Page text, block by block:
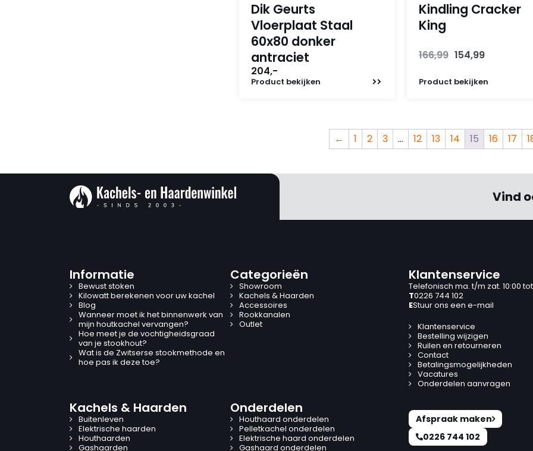
Dik Geurts
Vloerplaat Staal
60x80 donker
antraciet
204,-
Product bekijken
Kindling Cracker
King
166,99 Oorspronkelijke
was:
166,99.
154,99Huidige
is:
Product bekijken
← 1 2 3 … 12 13 14 15 16 17
Vind
Informatie
Bewust stoken
Kilowatt berekenen voor uw kachel
Blog
Wanneer moet ik het binnenwerk van
mijn houtkachel vervangen?
Hoe meet je de vochtigheidsgraad
van je stookhout?
Wat is de Zwitserse stookmethode en
hoe pas ik deze toe?
Categorieën
Showroom
Kachels & Haarden
Accessoires
Rookkanalen
Outlet
Kachels & Haarden
Buitenleven
Elektrische haarden
Houthaarden
Gashaarden
Onderdelen
Houthaard onderdelen
Pelletkachel onderdelen
Elektrische haard onderdelen
Gashaard onderdelen
Klantenservice
Telefonisch ma. t/m zat. 10:00 tot
T0226 744 102
EStuur ons een e-mail
Klantenservice
Bestelling wijzigen
Ruilen en retourneren
Contact
Betalingsmogelijkheden
Vacatures
Onderdelen aanvragen
Afspraak maken
0226 744 102